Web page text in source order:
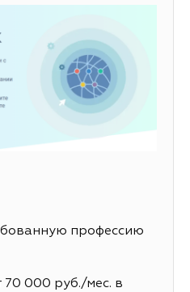
профессию
000 руб./мес. в